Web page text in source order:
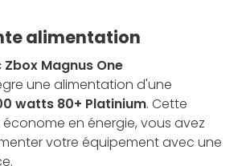
alimentation
Magnus One
une alimentation d'une
watts 80+ Platinium. Cette
en énergie, vous avez
votre équipement avec une